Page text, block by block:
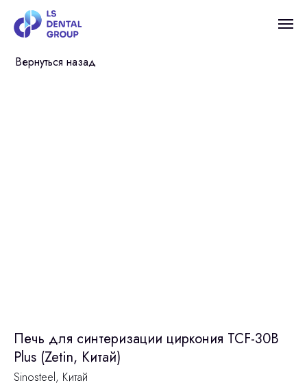
Вернуться назад
Печь для синтеризации циркония TCF-30B
Plus (Zetin, Китай)
Sinosteel, Китай